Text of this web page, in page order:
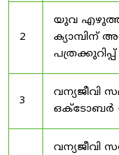
2
യുവ
ക്യാമ്പിന്
പത്രക്കുറിപ്പ്
3
വന്യജീവി
ഒക്ടോബർ
വന്യജീവി